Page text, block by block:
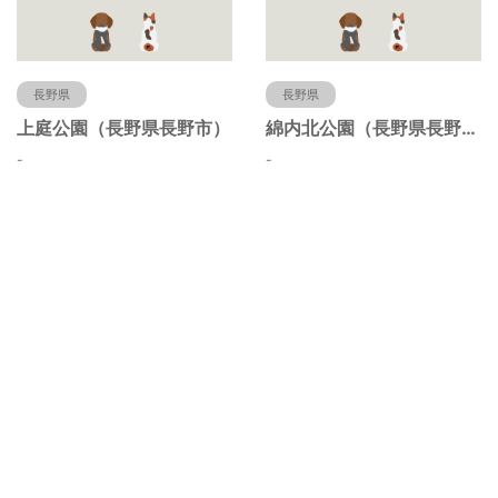
長野県
上庭公園（長野県長野市）
-
長野県
綿内北公園（長野県長野市）
-